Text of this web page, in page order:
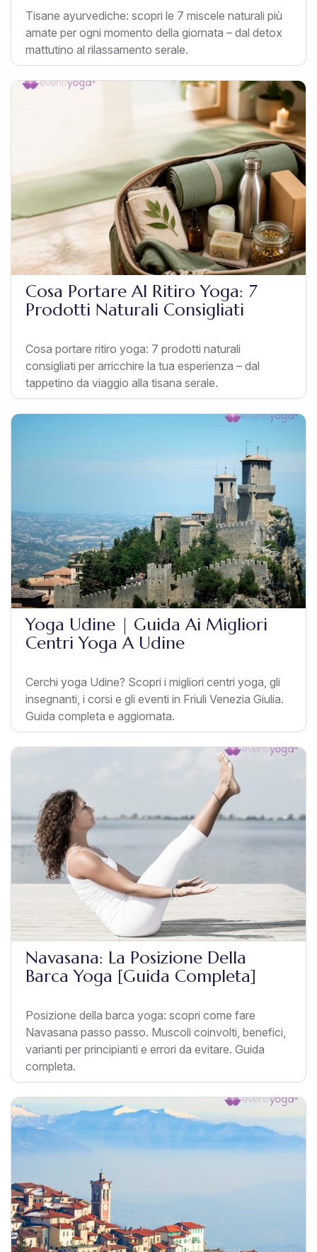
Tisane ayurvediche: scopri le 7 miscele naturali più
amate per ogni momento della giornata – dal detox
mattutino al rilassamento serale.
Cosa Portare Al Ritiro Yoga: 7
Prodotti Naturali Consigliati
Cosa portare ritiro yoga: 7 prodotti naturali
consigliati per arricchire la tua esperienza – dal
tappetino da viaggio alla tisana serale.
Yoga Udine | Guida Ai Migliori
Centri Yoga A Udine
Cerchi yoga Udine? Scopri i migliori centri yoga, gli
insegnanti, i corsi e gli eventi in Friuli Venezia Giulia.
Guida completa e aggiornata.
Navasana: La Posizione Della
Barca Yoga [Guida Completa]
Posizione della barca yoga: scopri come fare
Navasana passo passo. Muscoli coinvolti, benefici,
varianti per principianti e errori da evitare. Guida
completa.